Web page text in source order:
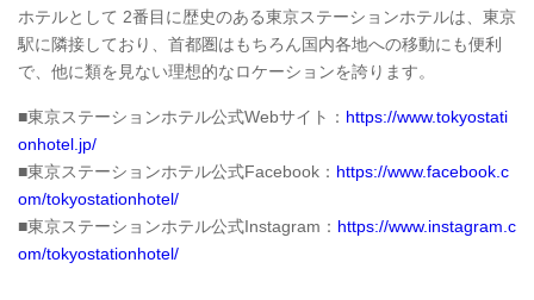
ホテルとして 2番目に歴史のある東京ステーションホテルは、東京
駅に隣接しており、首都圏はもちろん国内各地への移動にも便利
で、他に類を見ない理想的なロケーションを誇ります。
■東京ステーションホテル公式Webサイト： https://www.tokyostati
onhotel.jp/
■東京ステーションホテル公式Facebook： https://www.facebook.c
om/tokyostationhotel/
■東京ステーションホテル公式Instagram： https://www.instagram.c
om/tokyostationhotel/